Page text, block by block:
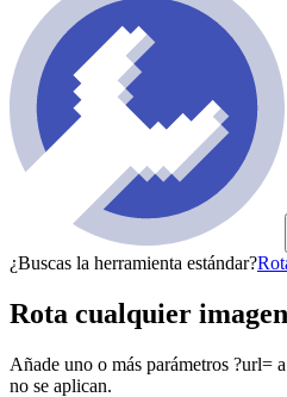
¿Buscas la herramienta estándar?
Rota cualquier
Añade uno o más parámetros ?url=
no se aplican.